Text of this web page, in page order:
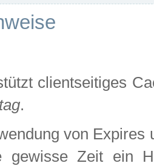
clientseitiges
.
von
gewisse Zeit ein